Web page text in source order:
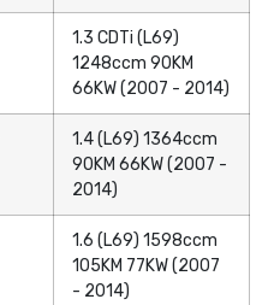
1.3 CDTi (L69)
1248ccm 90KM
66KW (2007 - 2014)
1.4 (L69) 1364ccm
90KM 66KW (2007 -
2014)
1.6 (L69) 1598ccm
105KM 77KW (2007
- 2014)